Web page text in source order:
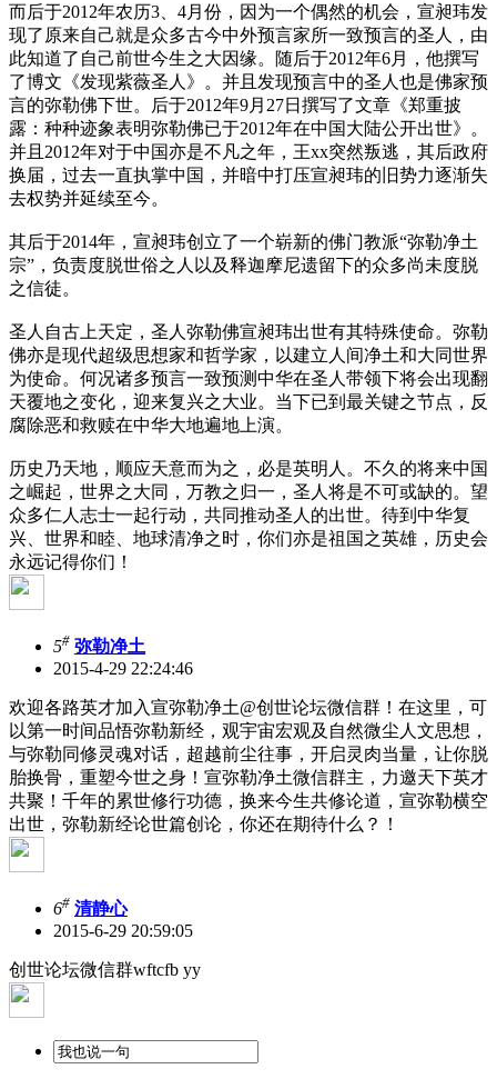
而后于2012年农历3、4月份，因为一个偶然的机会，宣昶玮发
现了原来自己就是众多古今中外预言家所一致预言的圣人，由
此知道了自己前世今生之大因缘。随后于2012年6月，他撰写
了博文《发现紫薇圣人》。并且发现预言中的圣人也是佛家预
言的弥勒佛下世。后于2012年9月27日撰写了文章《郑重披
露：种种迹象表明弥勒佛已于2012年在中国大陆公开出世》。
并且2012年对于中国亦是不凡之年，王xx突然叛逃，其后政府
换届，过去一直执掌中国，并暗中打压宣昶玮的旧势力逐渐失
去权势并延续至今。
其后于2014年，宣昶玮创立了一个崭新的佛门教派“弥勒净土
宗”，负责度脱世俗之人以及释迦摩尼遗留下的众多尚未度脱
之信徒。
圣人自古上天定，圣人弥勒佛宣昶玮出世有其特殊使命。弥勒
佛亦是现代超级思想家和哲学家，以建立人间净土和大同世界
为使命。何况诸多预言一致预测中华在圣人带领下将会出现翻
天覆地之变化，迎来复兴之大业。当下已到最关键之节点，反
腐除恶和救赎在中华大地遍地上演。
历史乃天地，顺应天意而为之，必是英明人。不久的将来中国
之崛起，世界之大同，万教之归一，圣人将是不可或缺的。望
众多仁人志士一起行动，共同推动圣人的出世。待到中华复
兴、世界和睦、地球清净之时，你们亦是祖国之英雄，历史会
永远记得你们！
5# 弥勒净土
2015-4-29 22:24:46
欢迎各路英才加入宣弥勒净土@创世论坛微信群！在这里，可
以第一时间品悟弥勒新经，观宇宙宏观及自然微尘人文思想，
与弥勒同修灵魂对话，超越前尘往事，开启灵肉当量，让你脱
胎换骨，重塑今世之身！宣弥勒净土微信群主，力邀天下英才
共聚！千年的累世修行功德，换来今生共修论道，宣弥勒横空
出世，弥勒新经论世篇创论，你还在期待什么？！
6# 清静心
2015-6-29 20:59:05
创世论坛微信群wftcfb yy